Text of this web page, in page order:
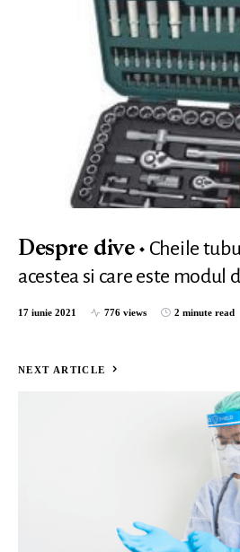
Despre dive
Cheile
acestea si care este modul
17 iunie 2021 776 views 2 minute read
NEXT ARTICLE